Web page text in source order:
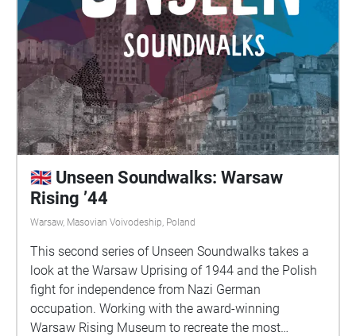
🇬🇧 Unseen Soundwalks: Warsaw
Rising ’44
Warsaw, Masovian Voivodeship, Poland
This second series of Unseen Soundwalks takes a
look at the Warsaw Uprising of 1944 and the Polish
fight for independence from Nazi German
occupation. Working with the award-winning
Warsaw Rising Museum to recreate the most